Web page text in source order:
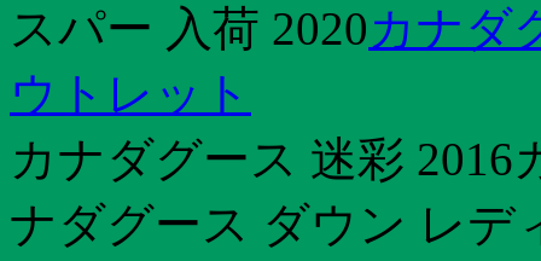
スパー 入荷 2020カナダ
ウトレット
カナダグース 迷彩
ナダグース ダウン レデ